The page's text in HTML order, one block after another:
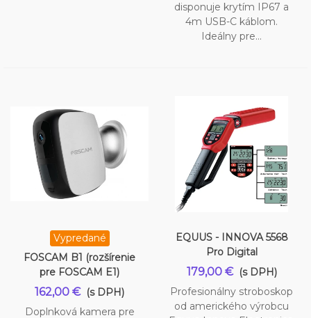
disponuje krytím IP67 a
4m USB-C káblom.
Ideálny pre...
Vypredané
FOSCAM B1 (rozšírenie
pre FOSCAM E1)
162,00 € (s DPH)
Doplnková kamera pre
EQUUS - INNOVA 5568
Pro Digital
179,00 € (s DPH)
Profesionálny stroboskop
od amerického výrobcu